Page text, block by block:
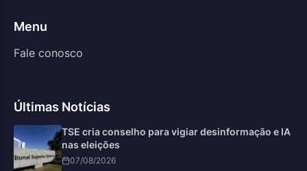
Menu
Fale conosco
Últimas Notícias
TSE cria conselho para vigiar desinformação e IA
nas eleições
07/08/2026